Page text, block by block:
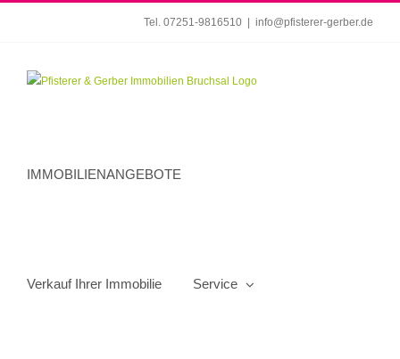
Tel. 07251-9816510 info@pfisterer-gerber.de
IMMOBILIENANGEBOTE
Verkauf Ihrer Immobilie Service